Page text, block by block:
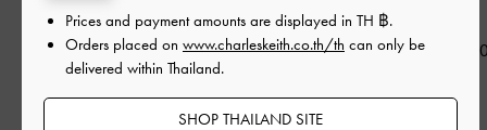
฿1,290.00
฿1,290.00
฿1,290.00
Prices and payment amounts are displayed in TH ฿.
Orders placed on www.charleskeith.co.th/th can only be
delivered within Thailand.
SHOP THAILAND SITE